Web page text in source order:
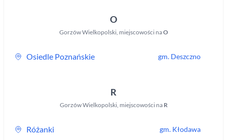
O
Gorzów Wielkopolski, miejscowości naO
Osiedle Poznańskie gm. Deszczno
R
Gorzów Wielkopolski, miejscowości na R
Różanki gm. Kłodawa